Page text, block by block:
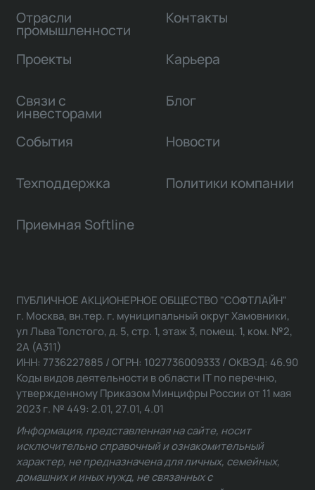
Отрасли
промышленности
Проекты
Связи с
инвесторами
Контакты
Карьера
Блог
События Новости
Техподдержка Политики компании
Приемная Softline
ПУБЛИЧНОЕ АКЦИОНЕРНОЕ ОБЩЕСТВО "СОФТЛАЙН"
г. Москва, вн.тер. г. муниципальный округ Хамовники,
ул Льва Толстого, д. 5, стр. 1, этаж 3, помещ. 1, ком. №2,
2А (А311)
ИНН: 7736227885 / ОГРН: 1027736009333 / ОКВЭД: 46.90
Коды видов деятельности в области IT по перечню,
утвержденному Приказом Минцифры России от 11 мая
2023 г. № 449: 2.01, 27.01, 4.01
Информация, представленная на сайте, носит
исключительно справочный и ознакомительный
характер, не предназначена для личных, семейных,
домашних и иных нужд, не связанных с